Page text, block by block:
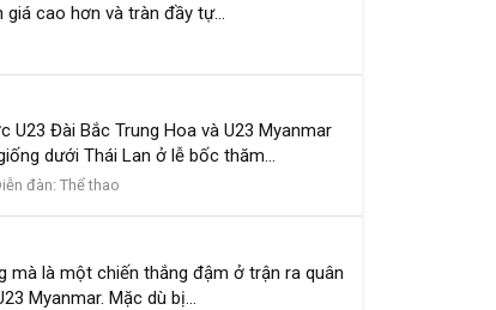
cao hơn và tràn đầy tự...
Đài Bắc Trung Hoa và U23 Myanmar
dưới Thái Lan ở lễ bốc thăm...
đàn:Thể thao
mà là một chiến thắng đậm ở trận ra quân
Myanmar. Mặc dù bị...